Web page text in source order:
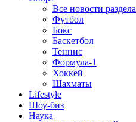
Все новости раздела
Футбол
Бокс
Баскетбол
Теннис
Формула-1
Хоккей
Шахматы
Lifestyle
Шоу-биз
Наука